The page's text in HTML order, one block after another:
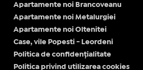
Apartamente noi Brancoveanu
Apartamente noi Metalurgiei
Apartamente noi Oltenitei
Case, vile Popesti - Leordeni
Politica de confidențialitate
Politica privind utilizarea cookies